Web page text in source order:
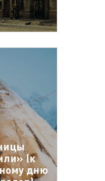
(к
дню